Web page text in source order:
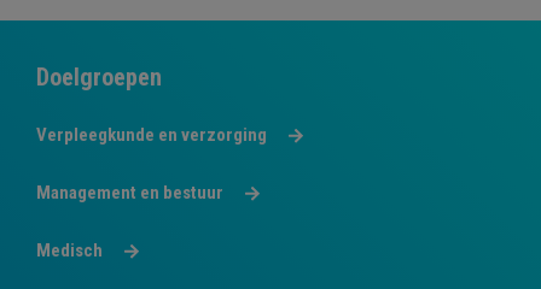
Doelgroepen
Verpleegkunde en verzorging
Management en bestuur
Medisch